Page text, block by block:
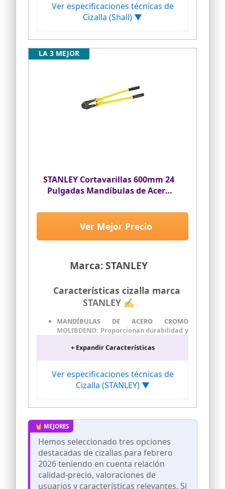
Bolsa de transporte: Hecha de tela 600D
de doble capa negra de alta calidad para
almacenar estos 3 cortadores, equipada
con correas en el interior para un
almacenamiento organizado. Fácil de
llevar, equipado con cordón
extranjero y pueden diferir de los
productos locales, incluido el ajuste del
producto, la clasificación por edad y el
Ver especificaciones técnicas de
Cizalla (Shall) ▼
STANLEY Cortavarillas 600mm 24
Pulgadas Mandíbulas de Acero
160Kg por mm2 Mangos
Ergonómicos Sistema de
Seguridad Cumple Normativa
Marca: STANLEY
Ver Mejor Precio
LA 3 MEJOR
Características cizalla marca
STANLEY ✍
MANDÍBULAS DE ACERO CROMO
MOLIBDENO: Proporcionan durabilidad y
CAPACIDAD DE CORTE 160KG/MM²:
Capacidad de corte máxima de
160Kg/mm² a 10mm de diámetro,
adecuada para una amplia variedad de
materiales
MANGOS ERGONÓMICOS: Diseñados con
proporcionar comodidad durante el uso
prolongado
TORNILLOS EXCÉNTRICOS: Sistema de
protección contra el desenroscado,
asegurando un rendimiento constante y
seguro
NORMATIVA GSA A-A-3047: Cumple con la
+ Expandir Características
Ver especificaciones técnicas de
Cizalla (STANLEY) ▼
Hemos seleccionado tres opciones
destacadas de cizallas para febrero
2026 teniendo en cuenta relación
calidad-precio, valoraciones de
usuarios y características relevantes. Si